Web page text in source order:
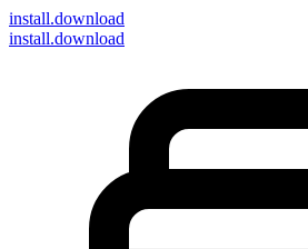
install.download
install.download